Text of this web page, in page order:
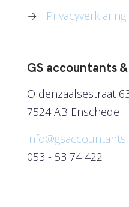
→
Privacyverklaring
GS accountants
Oldenzaalsestraat
7524 AB Enschede
053 - 53 74 422